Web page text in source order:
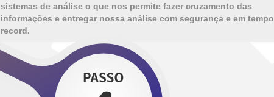
sistemas de análise o que nos permite fazer cruzamento das
informações e entregar nossa análise com segurança e em tempo
record.